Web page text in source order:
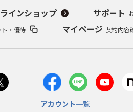
インショップ サポート
・優待 マイページ 契約内容
アカウント一覧